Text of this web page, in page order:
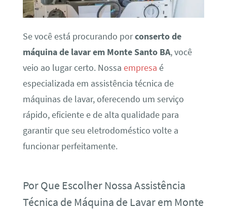
Se você está procurando porconserto de
máquina de lavar em Monte Santo BA, você
veio ao lugar certo. Nossa empresa é
especializada em assistência técnica de
máquinas de lavar, oferecendo um serviço
rápido, eficiente e de alta qualidade para
garantir que seu eletrodoméstico volte a
funcionar perfeitamente.
Por Que Escolher Nossa Assistência
Técnica de Máquina de Lavar em Monte